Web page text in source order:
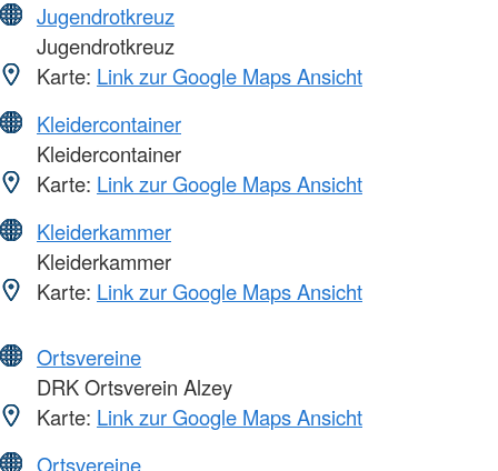
Jugendrotkreuz
Jugendrotkreuz
Karte: Link zur Google Maps Ansicht
Kleidercontainer
Kleidercontainer
Karte: Link zur Google Maps Ansicht
Kleiderkammer
Kleiderkammer
Karte: Link zur Google Maps Ansicht
Ortsvereine
DRK Ortsverein Alzey
Karte: Link zur Google Maps Ansicht
Ortsvereine